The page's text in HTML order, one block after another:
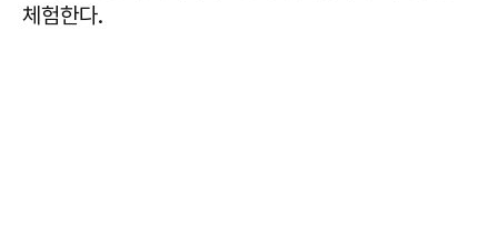
체험한다.